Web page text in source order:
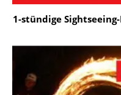
1-stündige